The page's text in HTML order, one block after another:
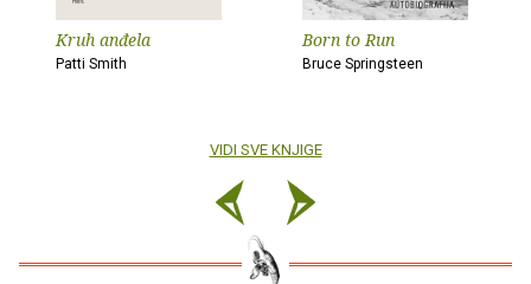
Kruh anđela
Patti Smith
Born to Run
Bruce Springsteen
VIDI SVE KNJIGE